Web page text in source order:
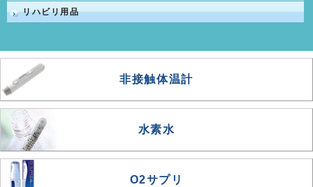
リハビリ用品
非接触体温計
水素水
O2サプリ